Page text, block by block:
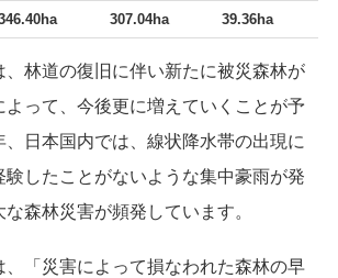
307.04ha 39.36ha
、林道の復旧に伴い新たに被災森林が
って、今後更に増えていくことが予
日本国内では、線状降水帯の出現に
験したことがないような集中豪雨が発
森林災害が頻発しています。
、「災害によって損なわれた森林の早